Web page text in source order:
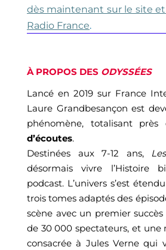
dès maintenant sur le site et
Radio France.
À PROPOS DES ODYSSÉES
Lancé en 2019 sur France
Laure Grandbesançon est
phénomène, totalisant près
d’écoutes.
Destinées aux 7-12 ans,
désormais vivre l’Histoire
podcast. L’univers s’est
trois tomes adaptés des
scène avec un premier
de 30 000 spectateurs, et une
consacrée à Jules Verne qui